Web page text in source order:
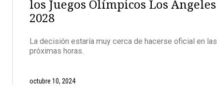
los Juegos Olímpicos Los Ángeles
2028
La decisión estaría muy cerca de hacerse oficial en las
próximas horas.
octubre 10, 2024